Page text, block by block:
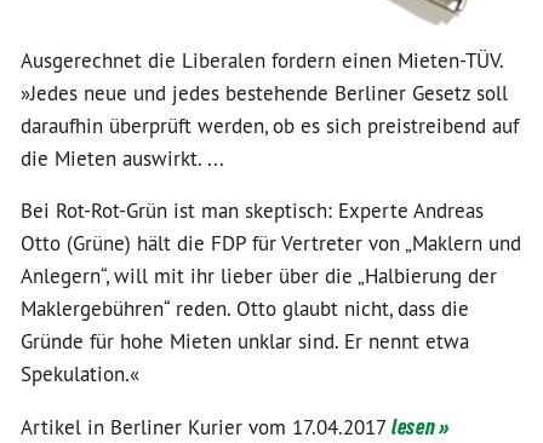
Ausgerechnet die Liberalen fordern einen Mieten-TÜV.
»Jedes neue und jedes bestehende Berliner Gesetz soll
daraufhin überprüft werden, ob es sich preistreibend auf
die Mieten auswirkt. ...
Bei Rot-Rot-Grün ist man skeptisch: Experte Andreas
Otto (Grüne) hält die FDP für Vertreter von „Maklern und
Anlegern“, will mit ihr lieber über die „Halbierung der
Maklergebühren“ reden. Otto glaubt nicht, dass die
Gründe für hohe Mieten unklar sind. Er nennt etwa
Spekulation.«
Artikel in Berliner Kurier vom 17.04.2017 lesen »